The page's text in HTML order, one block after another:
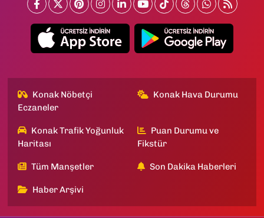
Konak Nöbetçi
Eczaneler
Konak Hava Durumu
Konak Trafik Yoğunluk
Haritası
Puan Durumu ve
Fikstür
Tüm Manşetler Son Dakika Haberleri
Haber Arşivi